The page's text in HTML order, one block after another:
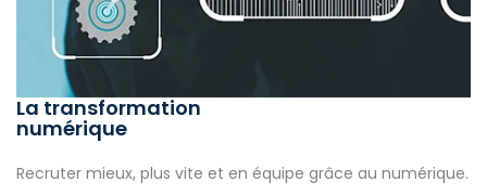
La transformation
numérique
Recruter mieux, plus vite et en équipe grâce au numérique.